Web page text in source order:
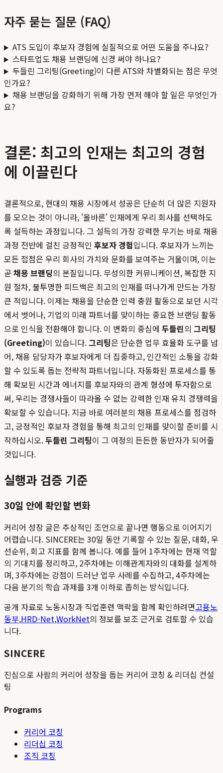
자주 묻는 질문 (FAQ)
ATS 도입이 후보자 경험에 실질적으로 어떤 도움을 주나요?
스타트업도 채용 브랜딩에 신경 써야 하나요?
두들린 그리팅(Greeting)이 다른 ATS와 차별화되는 점은 무엇
인가요?
채용 브랜딩을 강화하기 위해 가장 먼저 해야 할 일은 무엇인가
요?
결론: 최고의 인재는 최고의 경험
에 이끌린다
결론적으로, 현대의 채용 시장에서 성공은 단순히 더 많은 지원자
를 모으는 것이 아니라, '올바른' 인재에게 우리 회사를 선택하도
록 설득하는 과정입니다. 그 설득의 가장 강력한 무기는 바로 채용
과정 전반에 걸친 긍정적인 후보자 경험입니다. 후보자가 느끼는
모든 접점은 우리 회사의 가치와 문화를 보여주는 거울이며, 이는
곧채용 브랜딩의 본질입니다. 무성의한 커뮤니케이션, 복잡한 지
원 절차, 불투명한 피드백은 최고의 인재를 떠나가게 만드는 가장
큰 적입니다. 이제는 채용을 단순한 인력 충원 활동으로 보던 시각
에서 벗어나, 기업의 미래 파트너를 맞이하는 중요한 브랜딩 활동
으로 인식을 전환해야 합니다. 이 변화의 중심에 두들린의 그리팅
(Greeting)이 있습니다.그리팅은 단순한 업무 효율화 도구를 넘
어, 채용 담당자가 후보자에게 더 집중하고, 인간적인 소통을 강화
할 수 있도록 돕는 전략적 파트너입니다. 자동화된 프로세스를 통
해 확보된 시간과 에너지를 후보자와의 관계 형성에 투자함으로
써, 우리는 경쟁사들이 따라올 수 없는 강력한 인재 유치 경쟁력을
확보할 수 있습니다. 지금 바로 여러분의 채용 프로세스를 점검하
고, 긍정적인 후보자 경험을 통해 최고의 인재를 맞이할 준비를 시
작하십시오.두들린 그리팅이 그 여정의 든든한 동반자가 되어줄
것입니다.
실행과 검증 기준
30일 안에 확인할 변화
커리어 성장 글은 추상적인 조언으로 끝나면 행동으로 이어지기
어렵습니다. SINCERE는 30일 동안 기록할 수 있는 질문, 대화, 우
선순위, 회고 지표를 함께 봅니다. 예를 들어 1주차에는 현재 역할
의 기대치를 정리하고, 2주차에는 이해관계자와의 대화를 설계하
며, 3주차에는 강점이 드러난 업무 사례를 수집하고, 4주차에는
다음 분기의 학습 과제를 3개 이하로 좁히는 방식입니다.
공개 자료로 노동시장과 직업훈련 맥락을 함께 확인하려면고용노
동부,HRD-Net,WorkNet의 정보를 보조 근거로 검토할 수 있습
니다.
SINCERE
진심으로 사람의 커리어 성장을 돕는 커리어 코칭 & 리더십 컨설
팅
Programs
커리어 코칭
리더십 코칭
조직 코칭